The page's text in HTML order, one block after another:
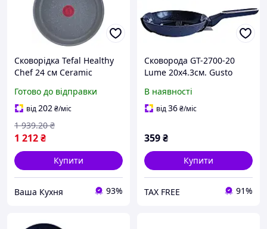
Сковорідка Tefal Healthy
Chef 24 см Ceramic
антипригарним
покриттям
Готово до відправки
від202₴/міс
1 212₴
1 939.20 ₴
Купити
Ваша Кухня 93%
Сковорода GT-2700-20
Lume 20x4.3см. Gusto
В наявності
від36₴/міс
359₴
Купити
TAX FREE 91%